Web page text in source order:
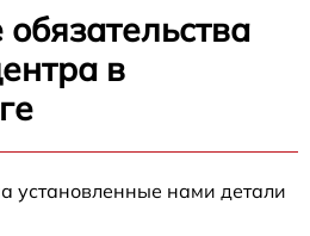
в
установленные нами детали